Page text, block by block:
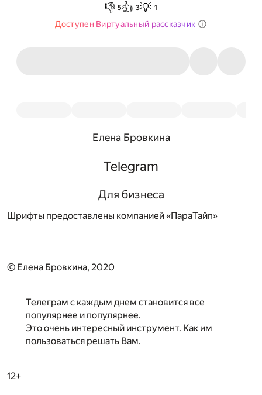
👎 5👍 3💡 1
Доступен Виртуальный рассказчик
Елена Бровкина
Telegram
Для бизнеса
Шрифты предоставлены компанией «ПараТайп»
© Елена Бровкина, 2020
Телеграм с каждым днем становится все
популярнее и популярнее.
Это очень интересный инструмент. Как им
пользоваться решать Вам.
12+